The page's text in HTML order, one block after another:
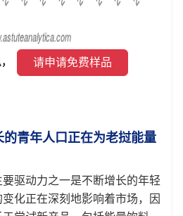
请申请免费样品
青年人口正在为老挝能量
驱动力之一是不断增长的年轻
化正在深刻地影响着市场，因